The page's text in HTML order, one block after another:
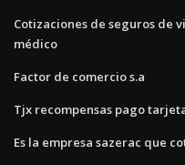
Cotizaciones de seguros de
médico
Factor de comercio s.a
Tjx recompensas pago
Es la empresa sazerac que